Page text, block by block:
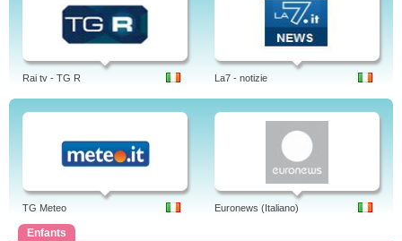
Rai tv - TG R La7 - notizie
TG Meteo Euronews (Italiano)
Enfants